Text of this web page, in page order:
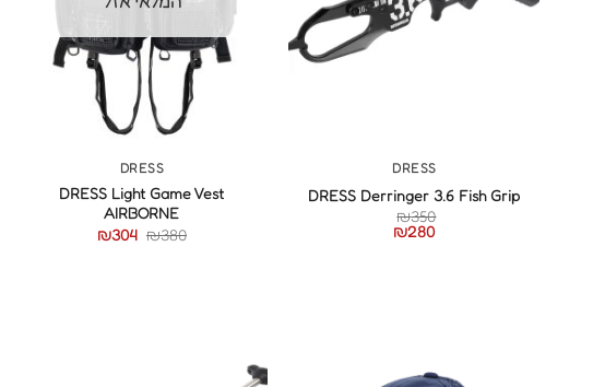
DRESS
DRESS Derringer 3.6 Fish Grip
₪350
₪280
DRESS
DRESS Light Game Vest
AIRBORNE
₪380
₪304